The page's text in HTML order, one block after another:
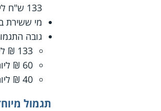
133 ש"ח ליום שמ"פ.
מי ששירת במילואים בצו 8 בשנת 2025 יקבל תגמול
גובה התגמול
133 ₪ ליום למשרתים במערך הלוחם
60 ₪ ליום למשרתים במערך ההגמ"ר
40 ₪ ליום למשרתים ביתר היחידות
תגמול מיוחד